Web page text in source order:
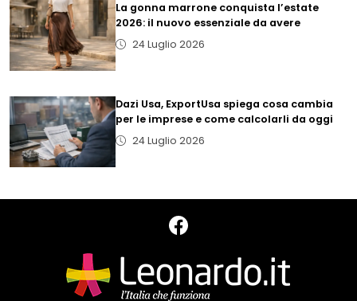
La gonna marrone conquista l’estate
2026: il nuovo essenziale da avere
24 Luglio 2026
Dazi Usa, ExportUsa spiega cosa cambia
per le imprese e come calcolarli da oggi
24 Luglio 2026